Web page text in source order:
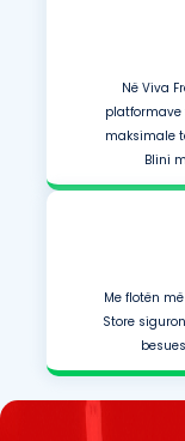
Në Viva
maksimale
Blini
Me flotën
Store